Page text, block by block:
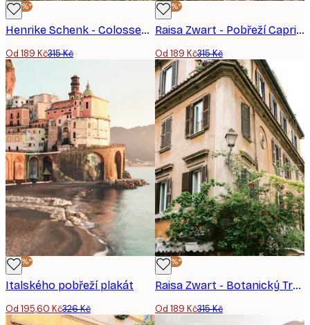
-40%*
Henrike Schenk - Colosseum Palm View Plakát
Od 189 Kč315 Kč
-40%*
Raisa Zwart - Pobřeží Capri, Itálie Plakát
Od 189 Kč315 Kč
-40%*
Italského pobřeží plakát
Od 195,60 Kč326 Kč
-40%*
Raisa Zwart - Botanický Trastevere Rome || Plakát
Od 189 Kč315 Kč